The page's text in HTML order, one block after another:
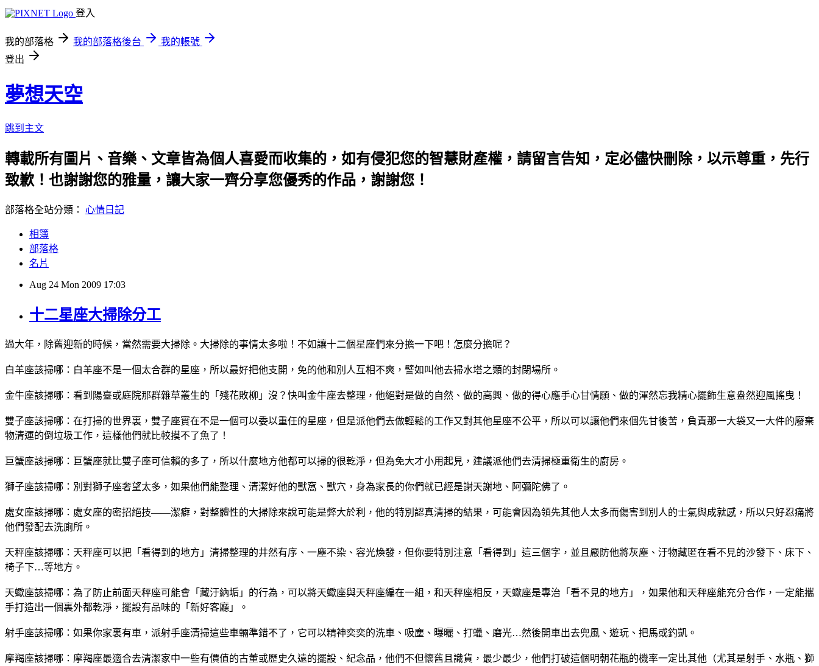
登入
我的部落格 我的部落格後台
我的帳號
登出
夢想天空
跳到主文
轉載所有圖片、音樂、文章皆為個人喜愛而收集的，如有侵犯您的智慧財產權，請留言告知，定必儘快刪除，以示尊重，先行
致歉！也謝謝您的雅量，讓大家一齊分享您優秀的作品，謝謝您！
部落格全站分類： 心情日記
相簿
部落格
名片
Aug 24 Mon 2009 17:03
十二星座大掃除分工
過大年，除舊迎新的時候，當然需要大掃除。大掃除的事情太多啦！不如讓十二個星座們來分擔一下吧！怎麼分擔呢？
白羊座該掃哪：白羊座不是一個太合群的星座，所以最好把他支開，免的他和別人互相不爽，譬如叫他去掃水塔之類的封閉場所。
金牛座該掃哪：看到陽臺或庭院那群雜草叢生的「殘花敗柳」沒？快叫金牛座去整理，他絕對是做的自然、做的高興、做的得心應手心甘情願、做的渾然忘我精心擺飾生意盎然迎風搖曳！
雙子座該掃哪：在打掃的世界裏，雙子座實在不是一個可以委以重任的星座，但是派他們去做輕鬆的工作又對其他星座不公平，所以可以讓他們來個先甘後苦，負責那一大袋又一大件的廢棄
物清運的倒垃圾工作，這樣他們就比較摸不了魚了！
巨蟹座該掃哪：巨蟹座就比雙子座可信賴的多了，所以什麼地方他都可以掃的很乾淨，但為免大才小用起見，建議派他們去清掃極重衛生的廚房。
獅子座該掃哪：別對獅子座奢望太多，如果他們能整理、清潔好他的獸窩、獸穴，身為家長的你們就已經是謝天謝地、阿彌陀佛了。
處女座該掃哪：處女座的密招絕技——潔癖，對整體性的大掃除來說可能是弊大於利，他的特別認真清掃的結果，可能會因為領先其他人太多而傷害到別人的士氣與成就感，所以只好忍痛將
他們發配去洗廁所。
天秤座該掃哪：天秤座可以把「看得到的地方」清掃整理的井然有序、一塵不染、容光煥發，但你要特別注意「看得到」這三個字，並且嚴防他將灰塵、汙物藏匿在看不見的沙發下、床下、
椅子下…等地方。
天蠍座該掃哪：為了防止前面天秤座可能會「藏汙納垢」的行為，可以將天蠍座與天秤座編在一組，和天秤座相反，天蠍座是專治「看不見的地方」，如果他和天秤座能充分合作，一定能攜
手打造出一個裏外都乾淨，擺設有品味的「新好客廳」。
射手座該掃哪：如果你家裏有車，派射手座清掃這些車輛準錯不了，它可以精神奕奕的洗車、吸塵、曝曬、打蠟、磨光…然後開車出去兜風、遊玩、把馬或釣凱。
摩羯座該掃哪：摩羯座最適合去清潔家中一些有價值的古董或歷史久遠的擺設、紀念品，他們不但懷舊且識貨，最少最少，他們打破這個明朝花瓶的機率一定比其他（尤其是射手、水瓶、獅